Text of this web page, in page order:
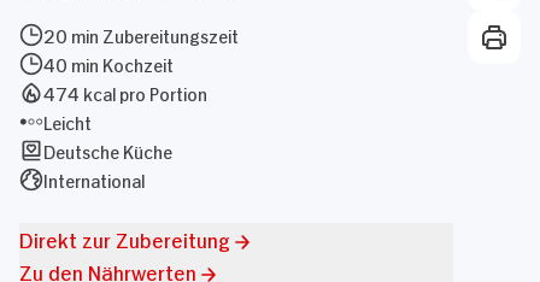
20 min Zubereitungszeit
40 min Kochzeit
474 kcal pro Portion
Leicht
Deutsche Küche
International
Direkt zur Zubereitung
Zu den Nährwerten